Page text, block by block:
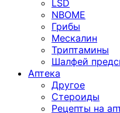
LSD
NBOME
Грибы
Мескалин
Триптамины
Шалфей
Аптека
Другое
Стероиды
Рецепты на